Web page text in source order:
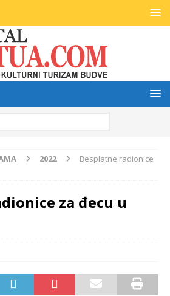
2022
Besplatne radionice
za đecu u